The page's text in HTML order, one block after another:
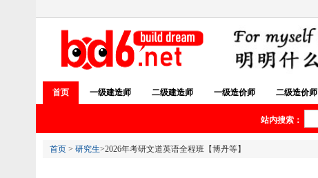
首页 一级建造师 二级建造师 一级造价师 二级造价师
站内搜索：
首页 > 研究生>2026年考研文道英语全程班【博丹等】